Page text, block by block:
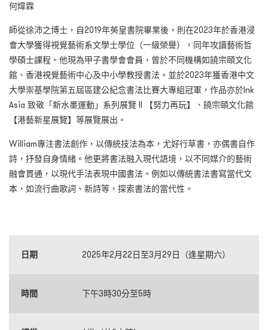
何煒霖
師從徐沛之博士，自2019年英皇書院畢業後，則在2023年於香港浸
會大學獲得視覺藝術系文學士學位（一級榮譽），同年攻讀藝術哲
學碩士課程。他現為甲子書學會會員，曾於不同機構如饒宗頤文化
館、香港視覺藝術中心及中小學教授書法。並於2023年獲香港中文
大學崇基學院第五屆區建公紀念書法比賽大專組冠軍，作品亦於Ink
Asia 致敬「新水墨運動」系列展覽 II 【努力再玩】、饒宗頤文化館
【港藝新星展覽】等展覽展出。
William專注書法創作，以傳統技法為本，尤好行草書，亦偶書自作
詩，抒發自身情緒。他更將書法融入現代語境，以不同媒介的藝術
融會貫通，以現代手法表現中國書法。例如以傳統書法書寫當代文
本，如流行曲歌詞、新詩等，探索書法的當代性。
日期 2025年2月22日至3月29日（逢星期六）
時間 下午3時30分至5時